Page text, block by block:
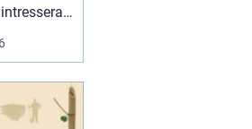
höja
på
och många